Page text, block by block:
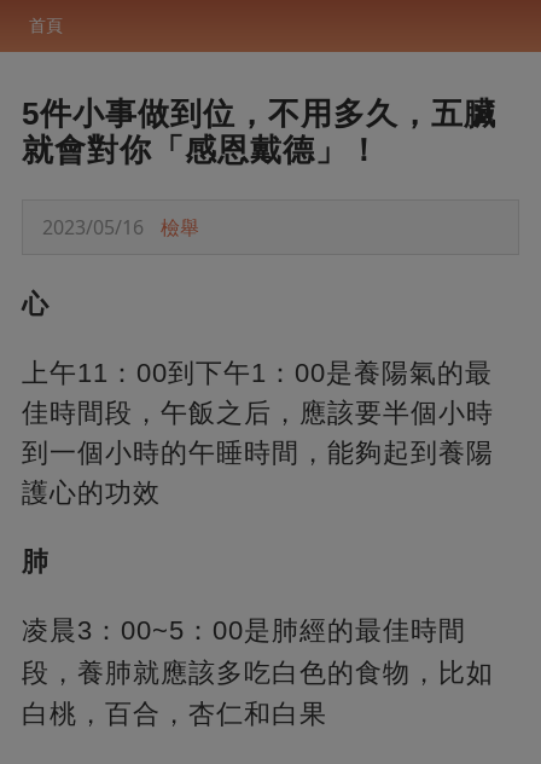
首頁
5件小事做到位，不用多久，五臟
就會對你「感恩戴德」！
2023/05/16 檢舉
心
上午11：00到下午1：00是養陽氣的最
佳時間段，午飯之后，應該要半個小時
到一個小時的午睡時間，能夠起到養陽
護心的功效
肺
凌晨3：00~5：00是肺經的最佳時間
段， 養肺就應該多吃白色的食物，比如
白桃，百合，杏仁和白果